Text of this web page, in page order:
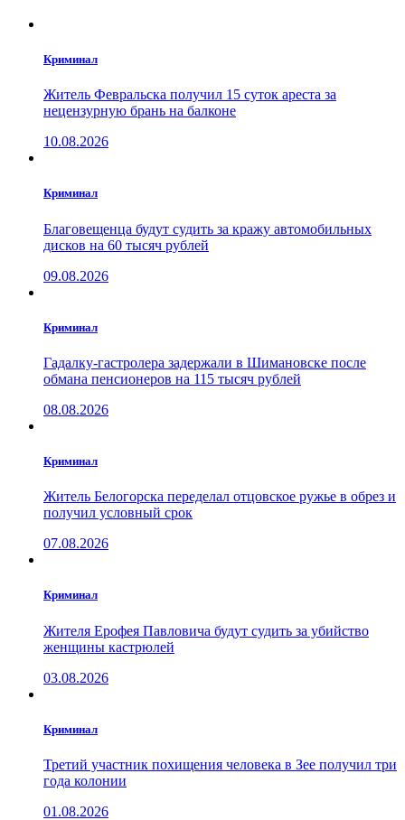
Криминал
Житель Февральска получил 15 суток ареста за
нецензурную брань на балконе
10.08.2026
Криминал
Благовещенца будут судить за кражу автомобильных
дисков на 60 тысяч рублей
09.08.2026
Криминал
Гадалку-гастролера задержали в Шимановске после
обмана пенсионеров на 115 тысяч рублей
08.08.2026
Криминал
Житель Белогорска переделал отцовское ружье в обрез и
получил условный срок
07.08.2026
Криминал
Жителя Ерофея Павловича будут судить за убийство
женщины кастрюлей
03.08.2026
Криминал
Третий участник похищения человека в Зее получил три
года колонии
01.08.2026